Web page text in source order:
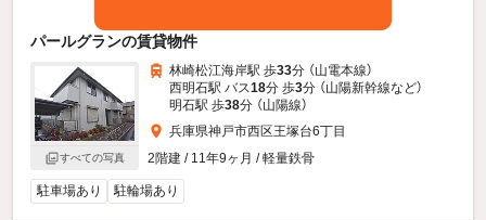
パールグランの賃貸物件
すべての写真
林崎松江海岸駅 歩33分 （山電本線）
西明石駅 バス18分 歩3分 （山陽新幹線など）
明石駅 歩38分 （山陽線）
兵庫県神戸市西区王塚台6丁目
2階建 / 11年9ヶ月 / 軽量鉄骨
駐車場あり 駐輪場あり